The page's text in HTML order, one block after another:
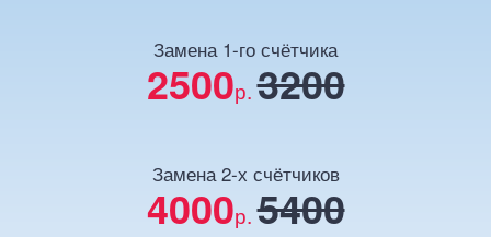
Замена 1-го счётчика
2500р.3200
Замена 2-х счётчиков
4000р. 5400